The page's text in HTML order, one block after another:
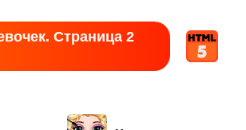
Страница 2